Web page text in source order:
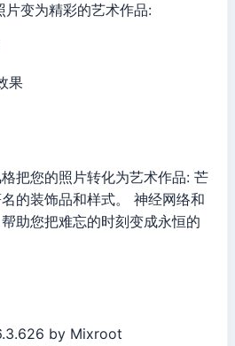
片变为精彩的艺术作品:
果
把您的照片转化为艺术作品: 芒
的装饰品和样式。 神经网络和
助您把难忘的时刻变成永恒的
by Mixroot